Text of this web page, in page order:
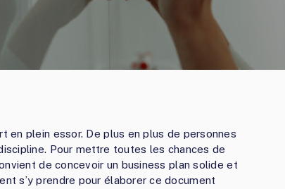
plein essor. De plus en plus de personnes
Pour mettre toutes les chances de
de concevoir un business plan solide et
s’y prendre pour élaborer ce document